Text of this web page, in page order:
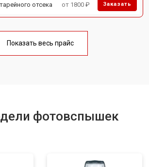
отсека от 1800 ₽ Заказать
Показать весь прайс
фотовспышек